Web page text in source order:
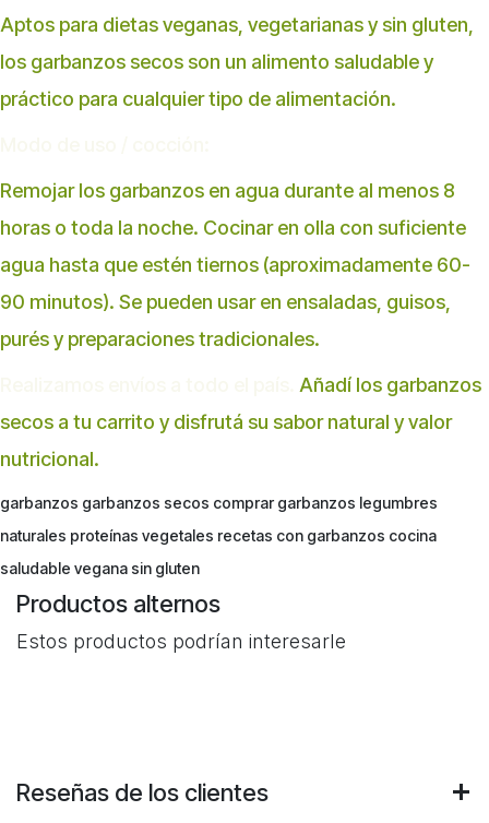
Aptos para dietas veganas, vegetarianas y sin gluten,
los garbanzos secos son un alimento saludable y
práctico para cualquier tipo de alimentación.
Remojar los garbanzos en agua durante al menos 8
horas o toda la noche. Cocinar en olla con suficiente
agua hasta que estén tiernos (aproximadamente 60-
90 minutos). Se pueden usar en ensaladas, guisos,
purés y preparaciones tradicionales.
Añadí los garbanzos
secos a tu carrito y disfrutá su sabor natural y valor
nutricional.
garbanzos garbanzos secos comprar garbanzos legumbres
naturales proteínas vegetales recetas con garbanzos cocina
saludable vegana sin gluten
Productos alternos
Estos productos podrían interesarle
Reseñas de los clientes